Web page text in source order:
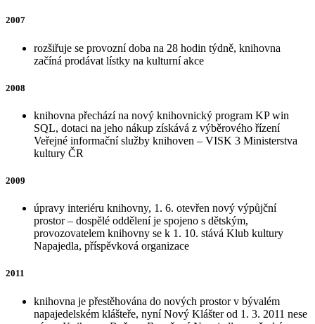
2007
rozšiřuje se provozní doba na 28 hodin týdně, knihovna
začíná prodávat lístky na kulturní akce
2008
knihovna přechází na nový knihovnický program KP win
SQL, dotaci na jeho nákup získává z výběrového řízení
Veřejné informační služby knihoven – VISK 3 Ministerstva
kultury ČR
2009
úpravy interiéru knihovny, 1. 6. otevřen nový výpůjční
prostor – dospělé oddělení je spojeno s dětským,
provozovatelem knihovny se k 1. 10. stává Klub kultury
Napajedla, příspěvková organizace
2011
knihovna je přestěhována do nových prostor v bývalém
napajedelském klášteře, nyní Nový Klášter od 1. 3. 2011 nese